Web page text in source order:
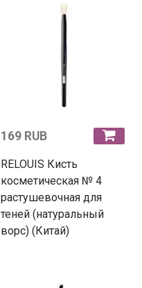
169 RUB
RELOUIS Кисть
косметическая № 4
растушевочная для
теней (натуральный
ворс) (Китай)